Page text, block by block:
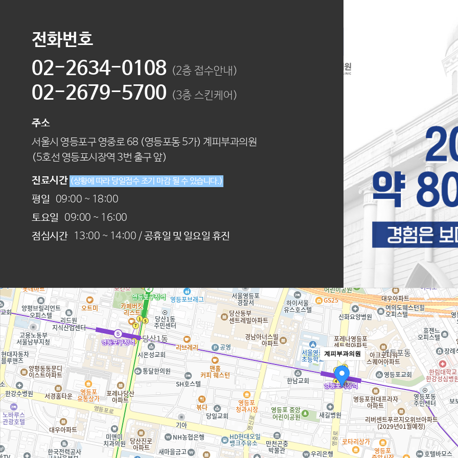
전화번호
02-2634-0108 (2층 접수안내)
02-2679-5700 (3층 스킨케어)
주소
서울시 영등포구 영중로 68 (영등포동 5가) 계피부과의원
(5호선 영등포시장역 3번 출구 앞)
진료시간 (상황에 따라 당일접수 조기 마감 될 수 있습니다.)
평일
09:00 ~ 18:00
토요일
09:00 ~ 16:00
점심시간
13:00 ~ 14:00 /공휴일 및 일요일 휴진
계피부과의원